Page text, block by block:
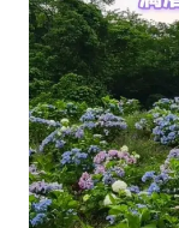
外开放，商业
侣拍照都很合
好时